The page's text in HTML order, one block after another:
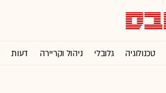
טכנולוגיה גלובלי ניהול וקריירה דעות